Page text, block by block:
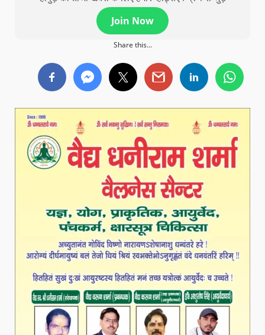
Join Now
Share this...